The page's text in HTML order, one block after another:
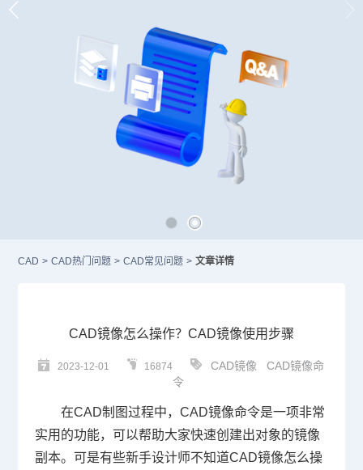
CAD > CAD热门问题 > CAD常见问题 > 文章详情
CAD镜像怎么操作？CAD镜像使用步骤
2023-12-01 16874 CAD镜像
CAD镜像命
令
在CAD制图过程中， CAD镜像命令是一项非常
实用的功能，可以帮助大家快速创建出对象的镜像
副本。可是有些新手设计师不知道CAD镜像怎么操